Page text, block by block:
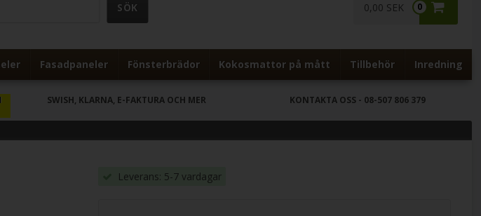
0
0,00 SEK
Fasadpaneler Fönsterbrädor Kokosmattor på mått Tillbehör Inredning
SWISH, KLARNA, E-FAKTURA OCH MER KONTAKTA OSS - 08-507 806 379
Leverans: 5-7 vardagar